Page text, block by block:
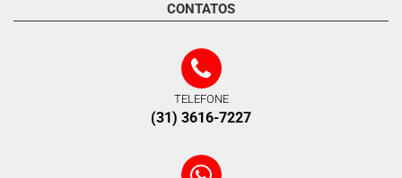
CONTATOS
TELEFONE
(31) 3616-7227